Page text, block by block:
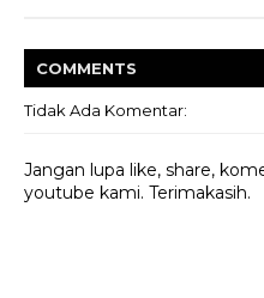
COMMENTS
Tidak Ada Komentar:
Jangan lupa like, share,
youtube kami. Terimakasih.